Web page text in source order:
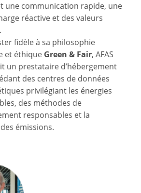
une communication rapide, une
réactive et des valeurs
fidèle à sa philosophie
et éthique Green & Fair, AFAS
un prestataire d’hébergement
des centres de données
privilégiant les énergies
des méthodes de
responsables et la
émissions.